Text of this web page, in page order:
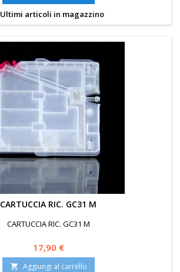
Ultimi articoli in magazzino
CARTUCCIA RIC. GC31 M
CARTUCCIA RIC. GC31 M
Prezzo
17,90 €
 Aggiungi al carrello